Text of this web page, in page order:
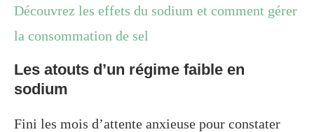
Découvrez les effets du sodium et comment gérer
la consommation de sel
Les atouts d’un régime faible en
sodium
Fini les mois d’attente anxieuse pour constater